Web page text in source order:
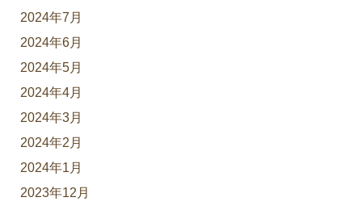
2024年7月
2024年6月
2024年5月
2024年4月
2024年3月
2024年2月
2024年1月
2023年12月